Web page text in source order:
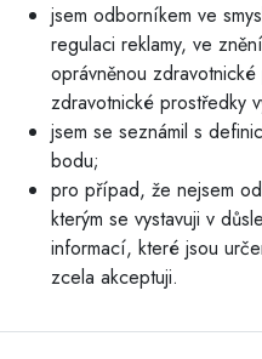
jsem odborníkem ve
regulaci reklamy, ve
oprávněnou
zdravotnické prostředky
jsem se seznámil s
bodu;
pro případ, že nejsem
kterým se vystavuji v
informací, které jsou
zcela akceptuji.